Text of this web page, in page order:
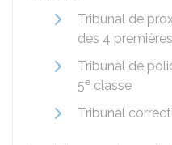
Tribunal de
des 4
Tribunal de
5e classe
Tribunal